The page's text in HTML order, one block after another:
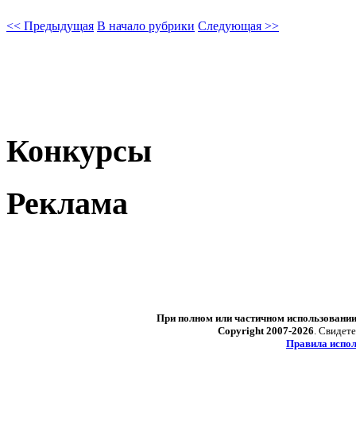
<< Предыдущая В начало рубрики Следующая >>
Конкурсы
Реклама
При полном или частичном
Copyright 2007-2026 .
Правила